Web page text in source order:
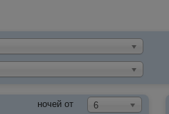
ночей от
6